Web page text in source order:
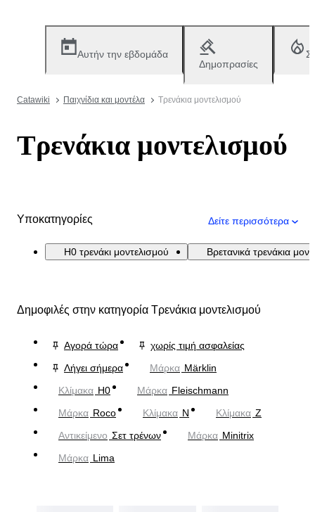
Αυτήν την εβδομάδα
Δημοπρασίες
Catawiki Παιχνίδια και μοντέλα Τρενάκια μοντελισμού
Τρενάκια μοντελισμού
Υποκατηγορίες Δείτε περισσότερα
H0 τρενάκι μοντελισμού Βρετανικά τρενάκια
Δημοφιλές στην κατηγορία Τρενάκια μοντελισμού
Αγορά τώρα
χωρίς τιμή ασφαλείας
Λήγει σήμερα
Μάρκα Märklin
Κλίμακα H0 Μάρκα Fleischmann
Μάρκα Roco Κλίμακα N Κλίμακα Z
Αντικείμενο Σετ τρένων Μάρκα Minitrix
Μάρκα Lima